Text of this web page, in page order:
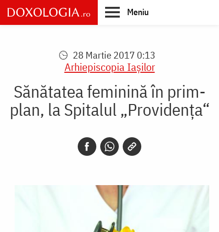
Skip
to
main
Meniu
28 Martie 2017 0:13
Arhiepiscopia Iaşilor
Sănătatea feminină în prim-
plan, la Spitalul „Providenţa“